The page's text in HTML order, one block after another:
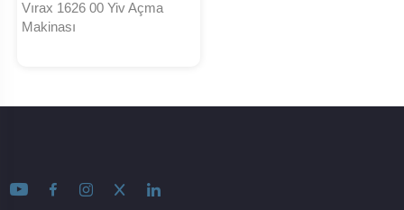
Vırax 1626 00 Yiv Açma
Makinası